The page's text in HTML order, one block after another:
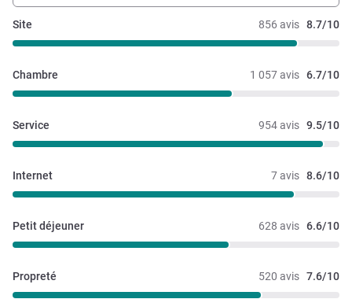
856 avis 8.7/10
Site
1 057 avis 6.7/10
Chambre
954 avis 9.5/10
Service
7 avis 8.6/10
Internet
628 avis 6.6/10
Petit déjeuner
520 avis 7.6/10
Propreté